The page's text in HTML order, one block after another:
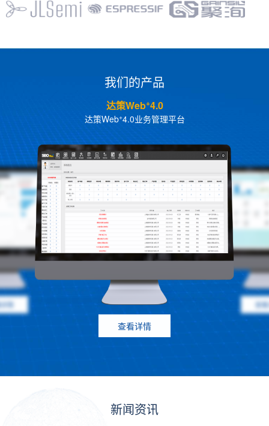
我们的产品
SAP Business One
中小型企业ERP
查看详情
查
情
新闻资讯